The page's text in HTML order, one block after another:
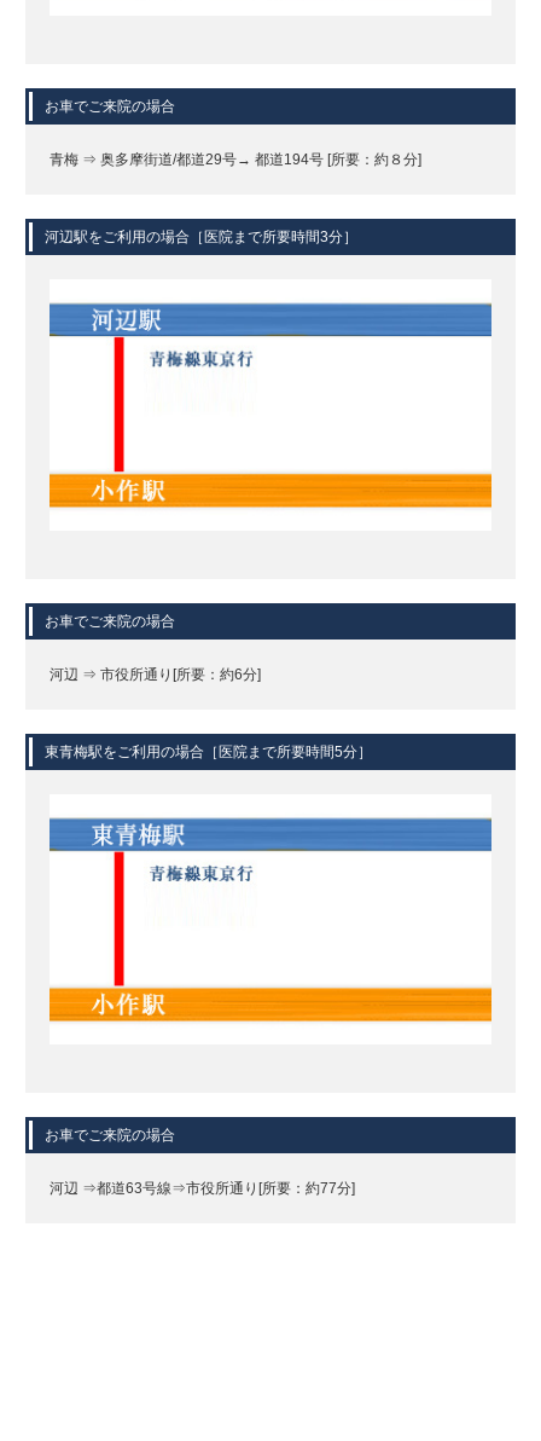
お車でご来院の場合
青梅 ⇒ 奥多摩街道/都道29号→ 都道194号 [所要：約８分]
河辺駅をご利用の場合［医院まで所要時間3分］
お車でご来院の場合
河辺 ⇒ 市役所通り[所要：約6分]
東青梅駅をご利用の場合［医院まで所要時間5分］
お車でご来院の場合
河辺 ⇒都道63号線⇒市役所通り[所要：約77分]